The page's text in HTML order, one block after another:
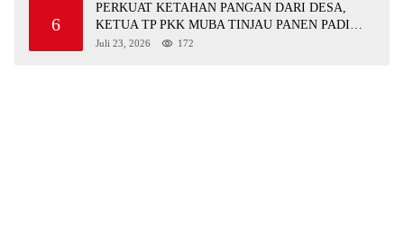
6
PERKUAT KETAHAN PANGAN DARI DESA,
KETUA TP PKK MUBA TINJAU PANEN PADI
ORGANIK DAN IKAN NILA
Juli 23, 2026 172